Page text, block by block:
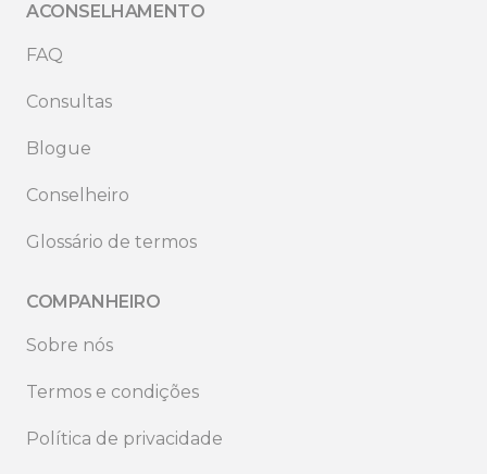
ACONSELHAMENTO
FAQ
Consultas
Blogue
Conselheiro
Glossário de termos
COMPANHEIRO
Sobre nós
Termos e condições
Política de privacidade